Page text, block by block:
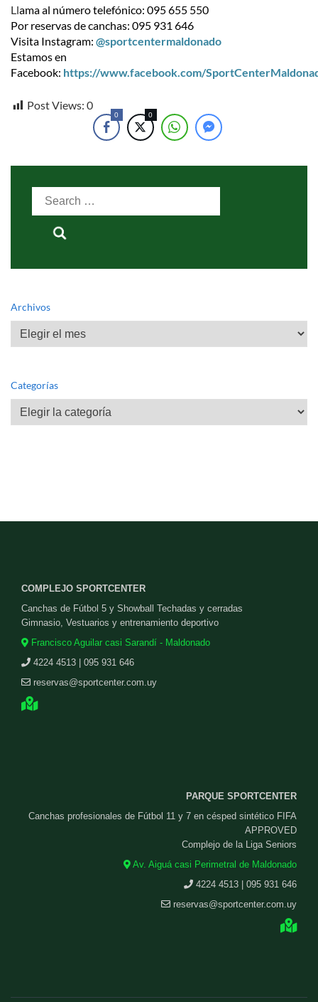
Llama al número telefónico: 095 655 550
Por reservas de canchas: 095 931 646
Visita Instagram: @sportcentermaldonado
Estamos en
Facebook: https://www.facebook.com/
Post Views: 0
0 0
Search
Archivos
Archivos
Categorías
Categorías
COMPLEJO SPORTCENTER
Canchas de Fútbol 5 y Showball Techadas y cerradas
Gimnasio, Vestuarios y entrenamiento deportivo
Francisco Aguilar casi Sarandí - Maldonado
4224 4513 | 095 931 646
reservas@sportcenter.com.uy
PARQUE SPORTCENTER
Canchas profesionales de Fútbol 11 y 7 en césped sintético FIFA
APPROVED
Complejo de la Liga Seniors
Av. Aiguá casi Perimetral de Maldonado
4224 4513 | 095 931 646
reservas@sportcenter.com.uy